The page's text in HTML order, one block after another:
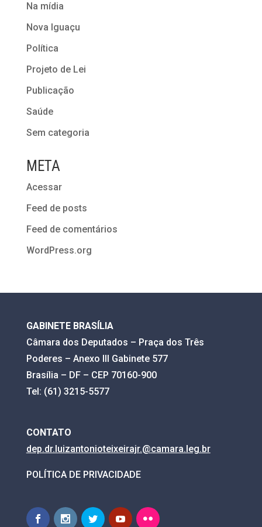
Na mídia
Nova Iguaçu
Política
Projeto de Lei
Publicação
Saúde
Sem categoria
META
Acessar
Feed de posts
Feed de comentários
WordPress.org
GABINETE BRASÍLIA
Câmara dos Deputados – Praça dos Três
Poderes – Anexo III Gabinete 577
Brasília – DF – CEP 70160-900
Tel: (61) 3215-5577
CONTATO
dep.dr.luizantonioteixeirajr.@camara.leg.br
POLÍTICA DE PRIVACIDADE